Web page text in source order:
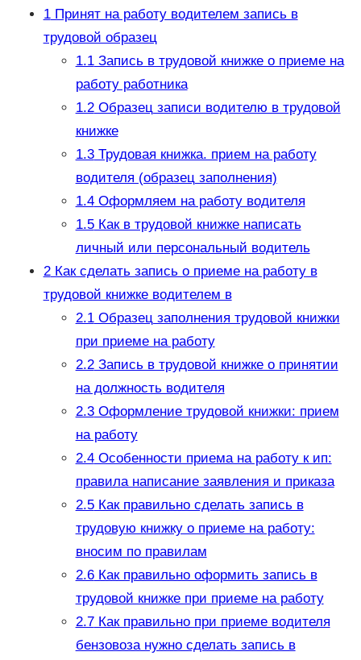
1Принят на работу водителем запись в
трудовой образец
1.1Запись в трудовой книжке о приеме на
работу работника
1.2Образец записи водителю в трудовой
книжке
1.3Трудовая книжка. прием на работу
водителя (образец заполнения)
1.4Оформляем на работу водителя
1.5Как в трудовой книжке написать
личный или персональный водитель
2Как сделать запись о приеме на работу в
трудовой книжке водителем в
2.1Образец заполнения трудовой книжки
при приеме на работу
2.2Запись в трудовой книжке о принятии
на должность водителя
2.3Оформление трудовой книжки: прием
на работу
2.4Особенности приема на работу к ип:
правила написание заявления и приказа
2.5Как правильно сделать запись в
трудовую книжку о приеме на работу:
вносим по правилам
2.6Как правильно оформить запись в
трудовой книжке при приеме на работу
2.7Как правильно при приеме водителя
бензовоза нужно сделать запись в